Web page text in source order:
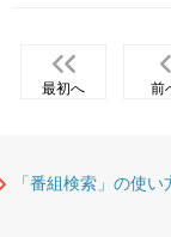
最初へ 前
「番組検索」の使い